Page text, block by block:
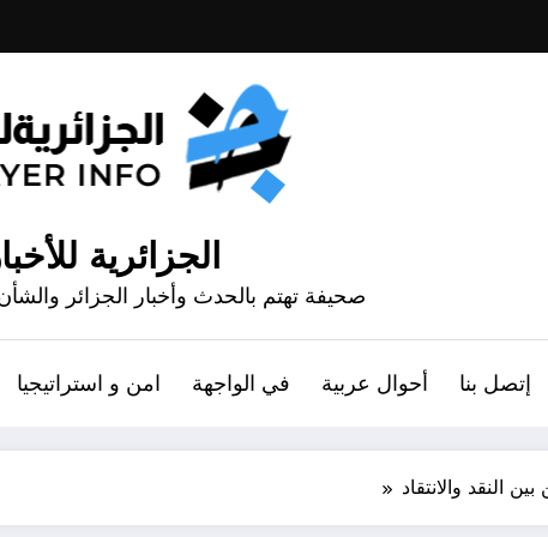
الجزائرية
صحيفة تهتم بالحدث وأخبار الجزائر
إتصل بنا أحوال عربية في الواجهة امن و استراتيجيا
النقد والانتقاد